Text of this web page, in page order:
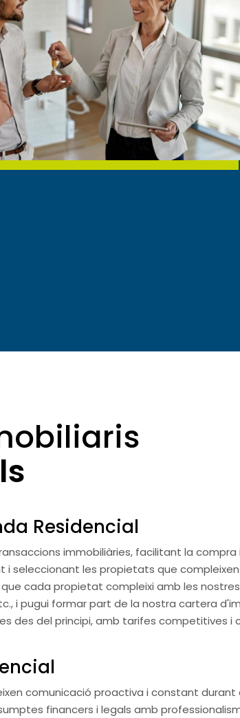
Residencial
immobiliàries, facilitant la
i seleccionant les propietats que
cada propietat compleixi amb les
i pugui formar part de la nostra cartera
des del principi, amb tarifes competitives i
comunicació proactiva i constant
financers i legals amb